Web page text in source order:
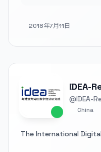
2018年7月11日
IDEA-
@IDEA-
China
The International